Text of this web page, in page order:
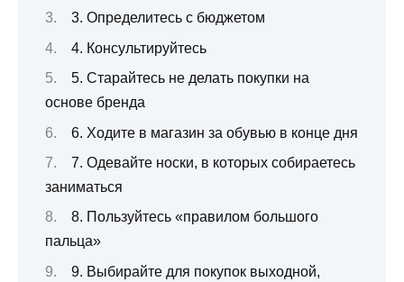
3. Определитесь с бюджетом
4. Консультируйтесь
5. Старайтесь не делать покупки на
основе бренда
6. Ходите в магазин за обувью в конце дня
7. Одевайте носки, в которых собираетесь
заниматься
8. Пользуйтесь «правилом большого
пальца»
9. Выбирайте для покупок выходной,